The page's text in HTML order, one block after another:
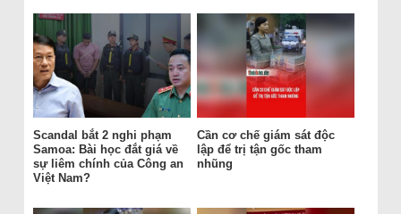
Scandal bắt 2 nghi phạm
Samoa: Bài học đắt giá về
sự liêm chính của Công an
Việt Nam?
Cần cơ chế giám sát độc
lập để trị tận gốc tham
nhũng